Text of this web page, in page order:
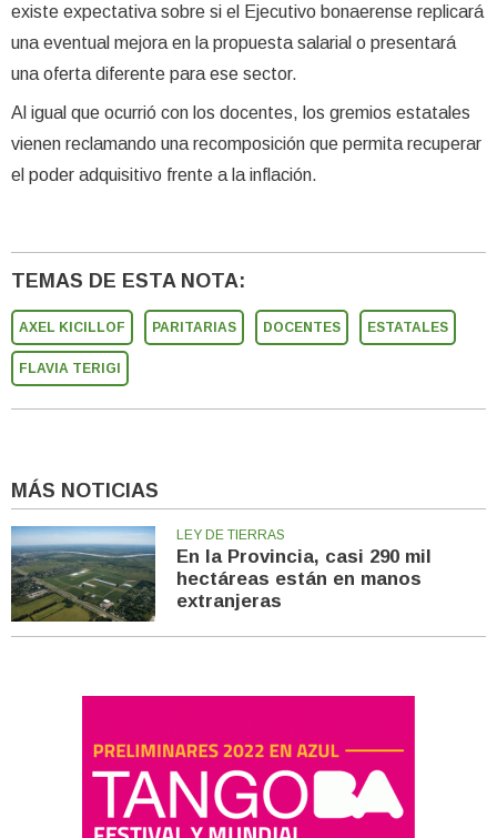
existe expectativa sobre si el Ejecutivo bonaerense replicará
una eventual mejora en la propuesta salarial o presentará
una oferta diferente para ese sector.
Al igual que ocurrió con los docentes, los gremios estatales
vienen reclamando una recomposición que permita recuperar
el poder adquisitivo frente a la inflación.
TEMAS DE ESTA NOTA:
AXEL KICILLOF PARITARIAS DOCENTES ESTATALES
FLAVIA TERIGI
MÁS NOTICIAS
LEY DE TIERRAS
En la Provincia, casi 290 mil
hectáreas están en manos
extranjeras